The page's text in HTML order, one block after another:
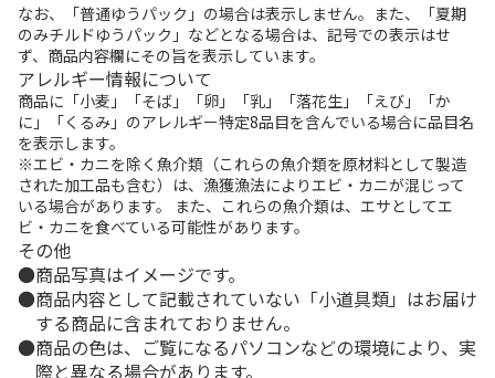
なお、「普通ゆうパック」の場合は表示しません。また、「夏期
のみチルドゆうパック」などとなる場合は、記号での表示はせ
ず、商品内容欄にその旨を表示しています。
アレルギー情報について
商品に「小麦」「そば」「卵」「乳」「落花生」「えび」「か
に」「くるみ」のアレルギー特定8品目を含んでいる場合に品目名
を表示します。
※エビ・カニを除く魚介類（これらの魚介類を原材料として製造
された加工品も含む）は、漁獲漁法によりエビ・カニが混じって
いる場合があります。 また、これらの魚介類は、エサとしてエ
ビ・カニを食べている可能性があります。
その他
商品写真はイメージです。
商品内容として記載されていない「小道具類」はお届け
する商品に含まれておりません。
商品の色は、ご覧になるパソコンなどの環境により、実
際と異なる場合があります。